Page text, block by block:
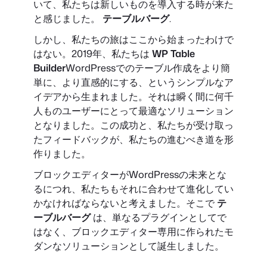
いて、私たちは新しいものを導入する時が来た
と感じました。 テーブルバーグ.
しかし、私たちの旅はここから始まったわけで
はない。2019年、私たちは WP Table
BuilderWordPressでのテーブル作成をより簡
単に、より直感的にする、というシンプルなア
イデアから生まれました。それは瞬く間に何千
人ものユーザーにとって最適なソリューション
となりました。この成功と、私たちが受け取っ
たフィードバックが、私たちの進むべき道を形
作りました。
ブロックエディターがWordPressの未来とな
るにつれ、私たちもそれに合わせて進化してい
かなければならないと考えました。そこで テ
ーブルバーグは、単なるプラグインとしてで
はなく、ブロックエディター専用に作られたモ
ダンなソリューションとして誕生しました。